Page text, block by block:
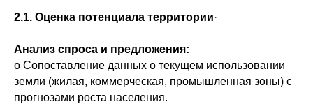
2.1. Оценка потенциала территории·
Анализ спроса и предложения:
o Сопоставление данных о текущем использовании
земли (жилая, коммерческая, промышленная зоны) с
прогнозами роста населения.